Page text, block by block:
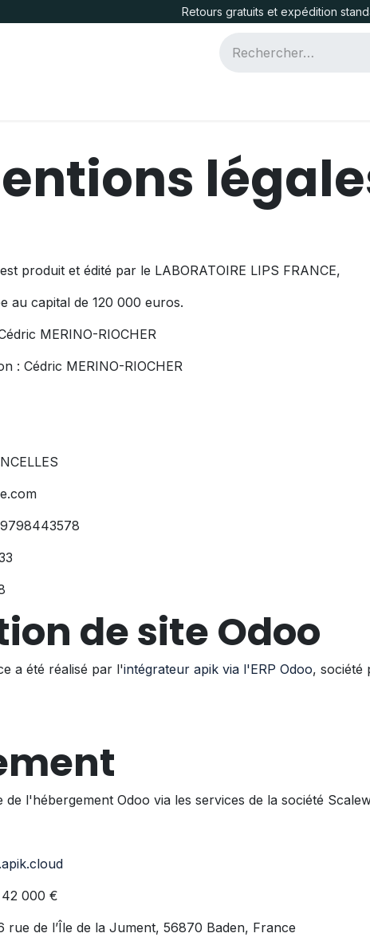
Retours gratuits et expédition
produit et édité par le LABORATOIRE LIPS FRANCE,
au capital de 120 000 euros.
MERINO-RIOCHER
: Cédric MERINO-RIOCHER
de site Odoo
a été réalisé par l'intégrateur apik via l'ERP Odoo, société
de l'hébergement Odoo via les services de la société
42 000 €
rue de l’Île de la Jument, 56870 Baden, France